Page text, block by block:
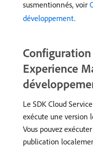
susmentionnés, voir
développement.
Experience
Le SDK Cloud
exécute une version
Vous pouvez
publication